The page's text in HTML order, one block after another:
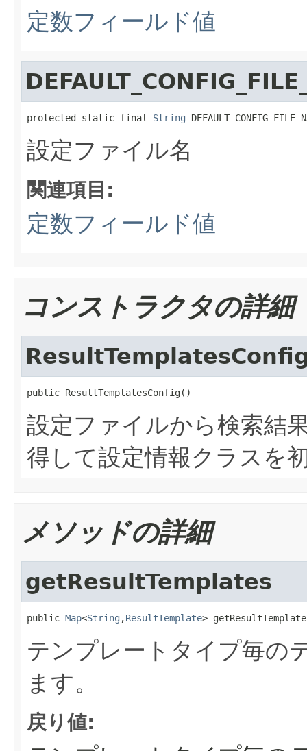
定数フィールド値
protected static final String
設定ファイル名
関連項目:
定数フィールド値
コンストラクタの詳細
public ResultTemplatesConfig()
設定ファイルから検索結
得して設定情報クラスを
メソッドの詳細
getResultTemplates
public Map<String ,ResultTemplate>
テンプレートタイプ毎の
ます。
戻り値: